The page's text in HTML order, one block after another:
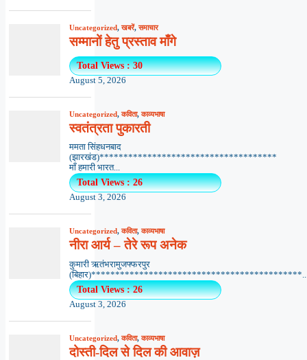
Uncategorized,खबरें,समाचार
सम्मानों हेतु प्रस्ताव माँगे
Total Views : 30
August 5, 2026
Uncategorized,कविता,काव्यभाषा
स्वतंत्रता पुकारती
ममता सिंहधनबाद
(झारखंड)*************************************
माँ हमारी भारत...
Total Views : 26
August 3, 2026
Uncategorized,कविता,काव्यभाषा
नीरा आर्य – तेरे रूप अनेक
कुमारी ऋतंभरामुजफ्फरपुर
Total Views : 26
August 3, 2026
Uncategorized,कविता,काव्यभाषा
दोस्ती-दिल से दिल की आवाज़